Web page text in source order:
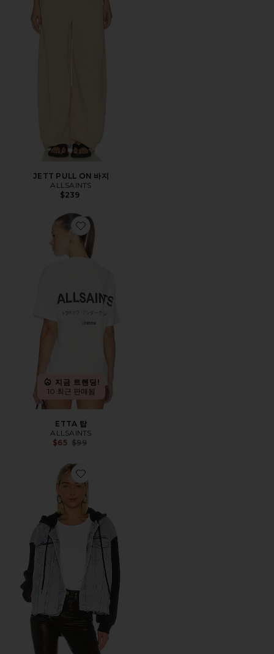
JETT PULL ON 바지
ALLSAINTS
$239
Favorite ETTA 탑
지금 트렌딩!
10 최근 판매됨
ETTA 탑
ALLSAINTS
$65 Previous price:
$99
Favorite MILENA TRUCKER 자켓